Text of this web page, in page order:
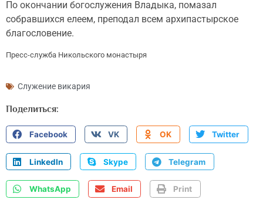
По окончании богослужения Владыка, помазал
собравшихся елеем, преподал всем архипастырское
благословение.
Пресс-служба Никольского монастыря
Служение викария
Поделиться:
Facebook VK OK Twitter
LinkedIn Skype Telegram
WhatsApp Email Print